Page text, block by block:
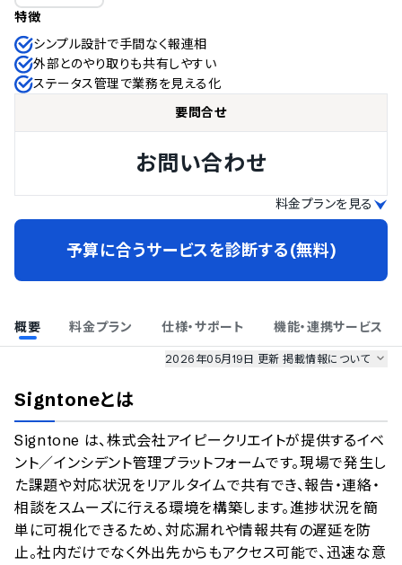
特徴
シンプル設計で手間なく報連相
外部とのやり取りも共有しやすい
ステータス管理で業務を見える化
要問合せ
お問い合わせ
料金プランを見る
予算に合うサービスを診断する(無料)
概要 料金プラン 仕様・サポート 機能・連携サービス
2026年05月19日 更新掲載情報について
のサービスデータを参照しています。
情報更新者：業界DX最強ナビ編集部 情報取得元 掲載修正依頼
Signtoneとは
Signtone は、株式会社アイピークリエイトが提供するイベ
ント／インシデント管理プラットフォームです。現場で発生し
た課題や対応状況をリアルタイムで共有でき、報告・連絡・
相談をスムーズに行える環境を構築します。進捗状況を簡
単に可視化できるため、対応漏れや情報共有の遅延を防
止。社内だけでなく外出先からもアクセス可能で、迅速な意